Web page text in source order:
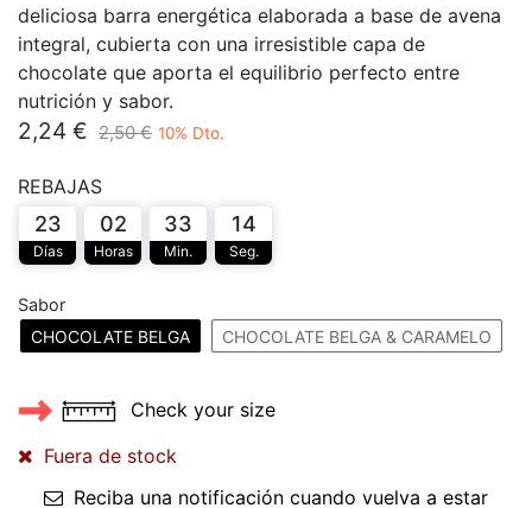
deliciosa barra energética elaborada a base de avena
integral, cubierta con una irresistible capa de
chocolate que aporta el equilibrio perfecto entre
nutrición y sabor.
2,24 € 2,50€ 10% Dto.
REBAJAS
23
Días
02
Horas
33
Min.
14
Seg.
Sabor
CHOCOLATE BELGA
CHOCOLATE BELGA & CARAMELO
Check your size
Fuera de stock
Reciba una notificación cuando vuelva a estar